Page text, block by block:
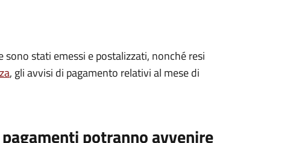
sono stati emessi e postalizzati, nonché resi
, gli avvisi di pagamento relativi al mese di
potranno avvenire